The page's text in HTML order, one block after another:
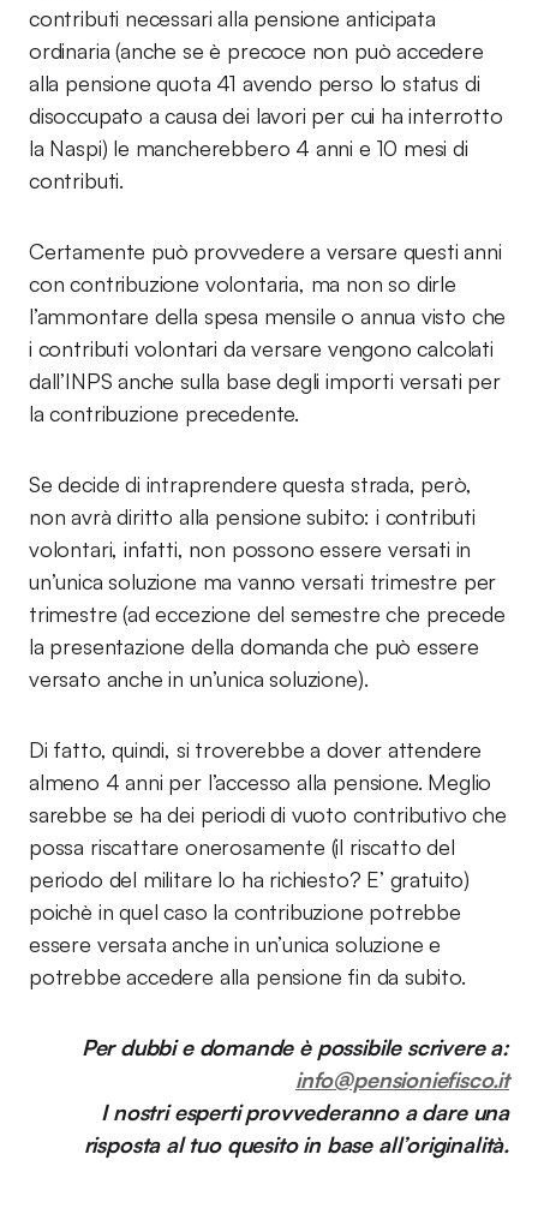
contributi necessari alla pensione anticipata
ordinaria (anche se è precoce non può accedere
alla pensione quota 41 avendo perso lo status di
disoccupato a causa dei lavori per cui ha interrotto
la Naspi) le mancherebbero 4 anni e 10 mesi di
contributi.
Certamente può provvedere a versare questi anni
con contribuzione volontaria, ma non so dirle
l’ammontare della spesa mensile o annua visto che
i contributi volontari da versare vengono calcolati
dall’INPS anche sulla base degli importi versati per
la contribuzione precedente.
Se decide di intraprendere questa strada, però,
non avrà diritto alla pensione subito: i contributi
volontari, infatti, non possono essere versati in
un’unica soluzione ma vanno versati trimestre per
trimestre (ad eccezione del semestre che precede
la presentazione della domanda che può essere
versato anche in un’unica soluzione).
Di fatto, quindi, si troverebbe a dover attendere
almeno 4 anni per l’accesso alla pensione. Meglio
sarebbe se ha dei periodi di vuoto contributivo che
possa riscattare onerosamente (il riscatto del
periodo del militare lo ha richiesto? E’ gratuito)
poichè in quel caso la contribuzione potrebbe
essere versata anche in un’unica soluzione e
potrebbe accedere alla pensione fin da subito.
Per dubbi e domande è possibile scrivere a:
info@pensioniefisco.it
I nostri esperti provvederanno a dare una
risposta al tuo quesito in base all’originalità.